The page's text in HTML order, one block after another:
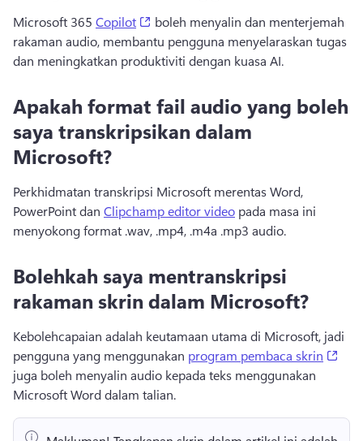
Microsoft 365 Copilot (opens in a new tab)
boleh menyalin dan menterjemah
rakaman audio, membantu pengguna menyelaraskan tugas
dan meningkatkan produktiviti dengan kuasa AI.
Apakah format fail audio yang boleh
saya transkripsikan dalam
Microsoft?
Perkhidmatan transkripsi Microsoft merentas Word,
PowerPoint dan Clipchamp editor video pada masa ini
menyokong format .wav, .mp4, .m4a .mp3 audio.
Bolehkah saya mentranskripsi
rakaman skrin dalam Microsoft?
Kebolehcapaian adalah keutamaan utama di Microsoft, jadi
pengguna yang menggunakan program pembaca skrin
juga boleh menyalin audio kepada teks menggunakan
Microsoft Word dalam talian.